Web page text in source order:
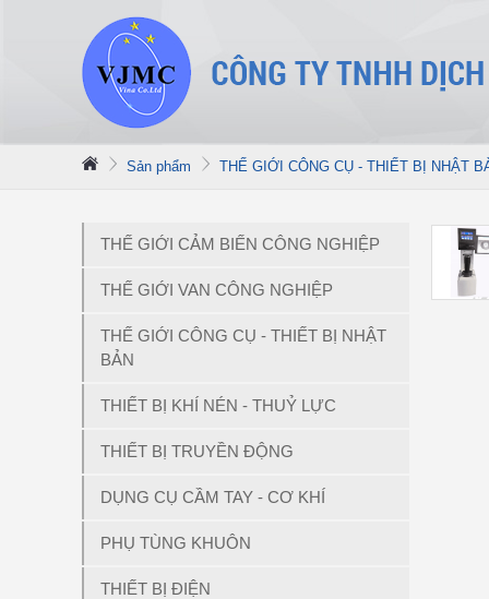
Sản phẩm THẾ GIỚI CÔNG CỤ - THIẾT BỊ NHẬT
THẾ GIỚI CẢM BIẾN CÔNG NGHIỆP
THẾ GIỚI VAN CÔNG NGHIỆP
THẾ GIỚI CÔNG CỤ - THIẾT BỊ NHẬT
BẢN
THIẾT BỊ KHÍ NÉN - THUỶ LỰC
THIẾT BỊ TRUYỀN ĐỘNG
DỤNG CỤ CẦM TAY - CƠ KHÍ
PHỤ TÙNG KHUÔN
THIẾT BỊ ĐIỆN